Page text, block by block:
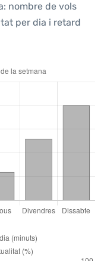
nombre de vols
per dia i retard